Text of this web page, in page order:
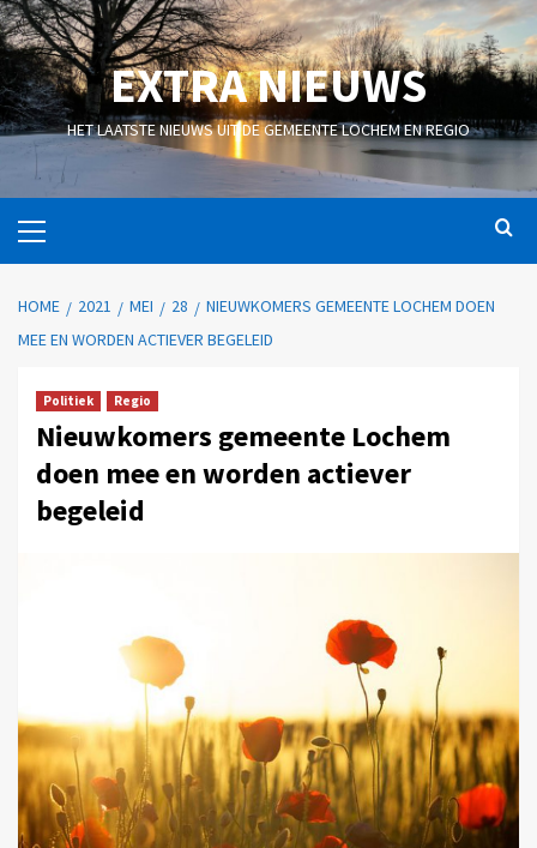
EXTRA NIEUWS
HET LAATSTE NIEUWS UIT DE GEMEENTE LOCHEM EN REGIO
HOME 2021 MEI 28
NIEUWKOMERS GEMEENTE LOCHEM DOEN
MEE EN WORDEN ACTIEVER BEGELEID
Politiek Regio
Nieuwkomers gemeente Lochem
doen mee en worden actiever
begeleid